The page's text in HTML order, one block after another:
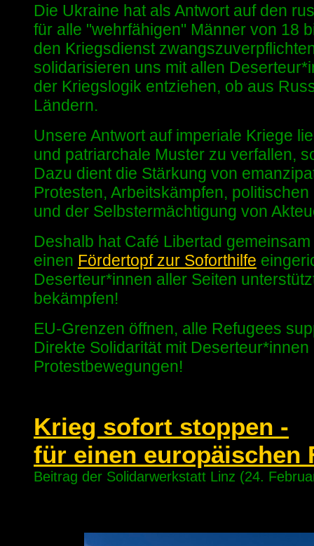
Die Ukraine hat als Antwort auf den
für alle "wehrfähigen" Männer von 18
den Kriegsdienst
solidarisieren uns mit allen
der Kriegslogik entziehen, ob aus
Ländern.
Unsere Antwort auf imperiale Kriege
und patriarchale Muster zu verfallen,
Dazu dient die Stärkung von
Protesten, Arbeitskämpfen,
und der Selbstermächtigung von
Deshalb hat Café Libertad
einen Fördertopf zur Soforthilfe
Deserteur*innen aller Seiten
bekämpfen!
EU-Grenzen öffnen, alle Refugees
Direkte Solidarität mit
Protestbewegungen!
Krieg sofort stoppen -
für einen europäischen
Beitrag der Solidarwerkstatt Linz (24.